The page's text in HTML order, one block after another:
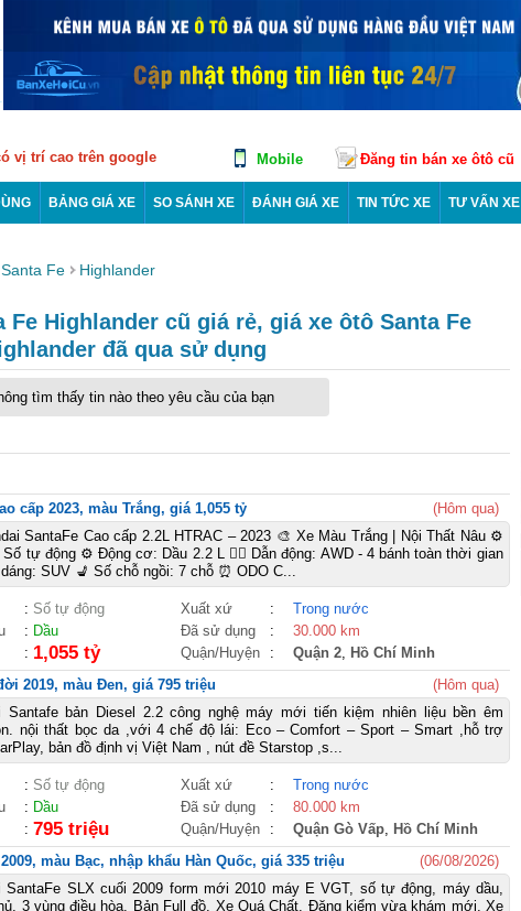
vị trí cao trên google Mobile Đăng tin bán xe ôtô cũ
BẢNG GIÁ XE SO SÁNH XE ĐÁNH GIÁ XE TIN TỨC XE TƯ VẤN XE
Santa Fe Highlander
Fe Highlander cũ giá rẻ, giá xe ôtô Santa Fe
đã qua sử dụng
tìm thấy tin nào theo yêu cầu của bạn
cấp 2023, màu Trắng, giá 1,055 tỷ
(Hôm qua)
SantaFe Cao cấp 2.2L HTRAC – 2023 🎨 Xe Màu Trắng | Nội Thất Nâu ⚙️
Số tự động ⚙️ Động cơ: Dầu 2.2 L 🚴‍♀️ Dẫn động: AWD - 4 bánh toàn thời gian
SUV 💺 Số chỗ ngồi: 7 chỗ ⏰ ODO C...
: Số tự động Xuất xứ :
Trong nước
: Dầu Đã sử dụng :
30.000 km
: 1,055 tỷ Quận/Huyện : Quận 2, Hồ Chí Minh
2019, màu Đen, giá 795 triệu
(Hôm qua)
Santafe bản Diesel 2.2 công nghệ máy mới tiến kiệm nhiên liệu bền êm
nội thất bọc da ,với 4 chế độ lái: Eco – Comfort – Sport – Smart ,hỗ trợ
bản đồ định vị Việt Nam , nút đề Starstop ,s...
: Số tự động Xuất xứ :
Trong nước
: Dầu Đã sử dụng :
80.000 km
: 795 triệu Quận/Huyện : Quận Gò Vấp, Hồ Chí Minh
màu Bạc, nhập khẩu Hàn Quốc, giá 335 triệu
(06/08/2026)
SantaFe SLX cuối 2009 form mới 2010 máy E VGT, số tự động, máy dầu,
3 vùng điều hòa. Bản Full đồ. Xe Quá Chất. Đăng kiểm vừa khám mới. Xe